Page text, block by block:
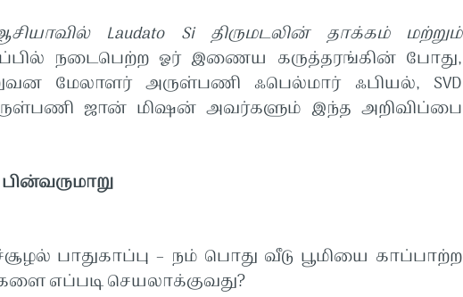
Laudato Si திருமடலின் தாக்கம்
மற்றும்
நடைபெற்ற ஓர் இணைய கருத்தரங்கின் போது,
மேலாளர் அருள்பணி ஃபெல்மார் ஃபியல், SVD
ஜான் மிஷன் அவர்களும் இந்த அறிவிப்பை
பின்வருமாறு
பாதுகாப்பு – நம் பொது வீடு பூமியை காப்பாற்ற
எப்படிசெயலாக்குவது?